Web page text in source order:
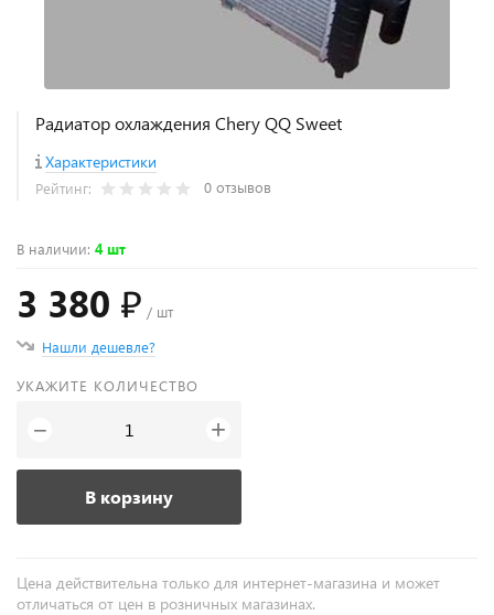
Радиатор охлаждения Chery QQ Sweet
Характеристики
Рейтинг: 0 отзывов
В наличии: 4 шт
3 380 ₽ / шт
Нашли дешевле?
УКАЖИТЕ КОЛИЧЕСТВО
− +
В корзину
Цена действительна только для интернет-магазина и может
отличаться от цен в розничных магазинах.